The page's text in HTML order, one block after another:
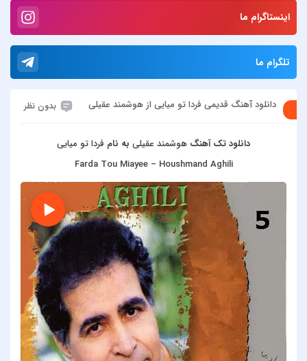
اینستاگرام ما
تلگرام ما
دانلود آهنگ قدیمی فردا تو میایی از هوشمند عقیلی بدون نظر
دانلود تک آهنگهوشمند عقیلیبه نامفردا تو میایی
Farda Tou Miayee – Houshmand Aghili